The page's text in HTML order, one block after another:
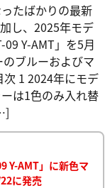
たばかりの最新
し、2025年モデ
Y-AMT」を5月
ブルーおよびマ
次 1 2024年にモデ
は1色のみ入れ替
Y-AMT」に新色マ
に発売